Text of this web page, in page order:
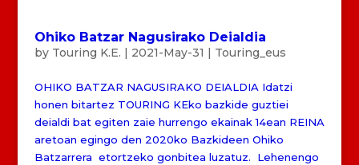
Ohiko Batzar Nagusirako Deialdia
by Touring K.E. 2021-May-31 Touring_eus
OHIKO BATZAR NAGUSIRAKO DEIALDIA Idatzi
honen bitartez TOURING KEko bazkide guztiei
deialdi bat egiten zaie hurrengo ekainak 14ean REINA
aretoan egingo den 2020ko Bazkideen Ohiko
Batzarrera etortzeko gonbitea luzatuz. Lehenengo